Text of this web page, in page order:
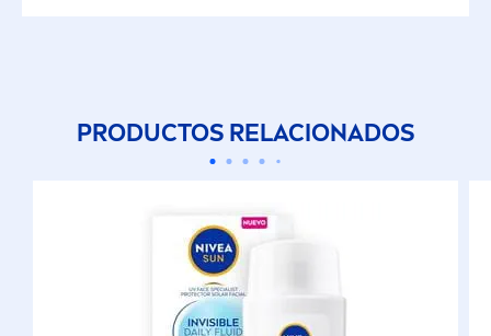
PRODUCTOS RELACIONADOS